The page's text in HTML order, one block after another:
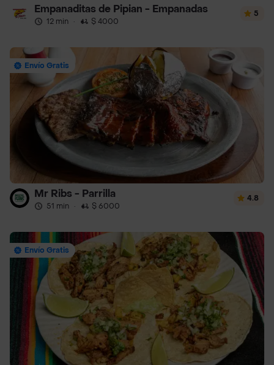
Empanaditas de Pipian - Empanadas
12 min · $ 4000
5
Envío Gratis
Mr Ribs - Parrilla
51 min · $ 6000
4.8
Envío Gratis